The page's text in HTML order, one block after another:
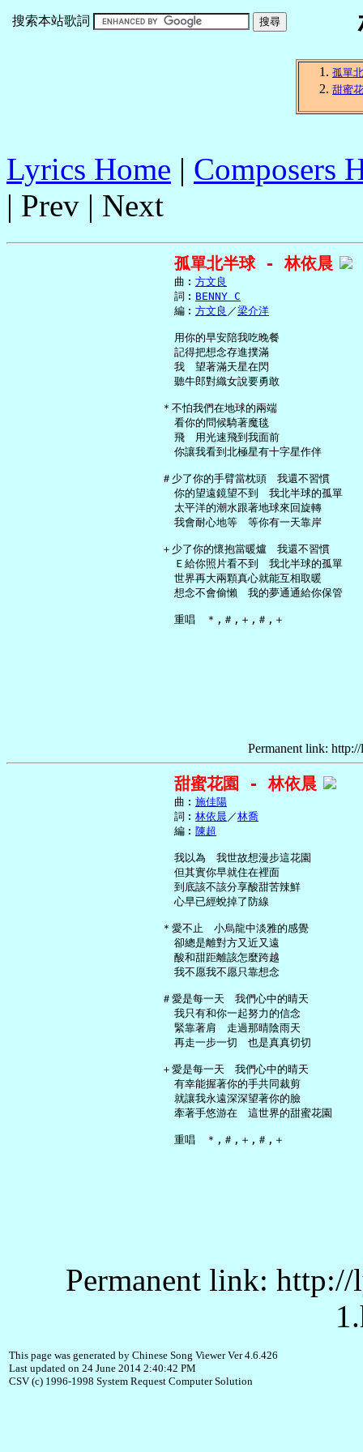
搜索本站歌詞
孤單
甜蜜
Lyrics Home | Composers
| Prev | Next
孤單北半球 - 林依晨
     曲︰
方文良
     詞︰
BENNY C
     編︰
方文良 ／梁介洋
     用你的早安陪我吃晚餐
     記得把想念存進撲滿
     我　望著滿天星在閃
     聽牛郎對織女說要勇敢
   ＊不怕我們在地球的兩端
     看你的問候騎著魔毯
     飛　用光速飛到我面前
     你讓我看到北極星有十字星作伴
   ＃少了你的手臂當枕頭　我還不習慣
     你的望遠鏡望不到　我北半球的孤單
     太平洋的潮水跟著地球來回旋轉
     我會耐心地等　等你有一天靠岸
   ＋少了你的懷抱當暖爐　我還不習慣
     Ｅ給你照片看不到　我北半球的孤單
     世界再大兩顆真心就能互相取暖
     想念不會偷懶　我的夢通通給你保管
Permanent link:
甜蜜花園 - 林依晨
     曲︰
施佳陽
     詞︰
林依晨 ／林喬
     編︰
陳超
     我以為　我世故想漫步這花園
     但其實你早就住在裡面
     到底該不該分享酸甜苦辣鮮
     心早已經蛻掉了防線
   ＊愛不止　小烏龍中淡雅的感覺
     卻總是離對方又近又遠
     酸和甜距離該怎麼跨越
     我不愿我不愿只靠想念
   ＃愛是每一天　我們心中的晴天
     我只有和你一起努力的信念
     緊靠著肩　走過那晴陰雨天
     再走一步一切　也是真真切切
   ＋愛是每一天　我們心中的晴天
     有幸能握著你的手共同裁剪
     就讓我永遠深深望著你的臉
     牽著手悠游在　這世界的甜蜜花園
Permanent link:
This page was generated by Chinese Song Viewer Ver 4.6.426
Last updated on 24 June 2014 2:40:42 PM
CSV (c) 1996-1998 System Request Computer Solution